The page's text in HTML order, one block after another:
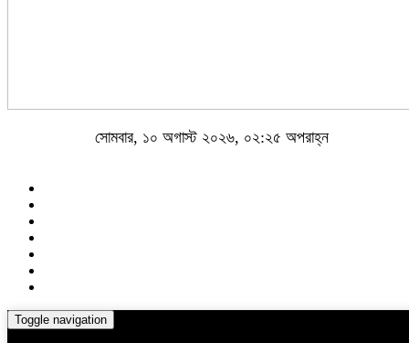
সোমবার, ১০ অগাস্ট ২০২৬, ০২:২৫ অপরাহ্ন
Toggle navigation